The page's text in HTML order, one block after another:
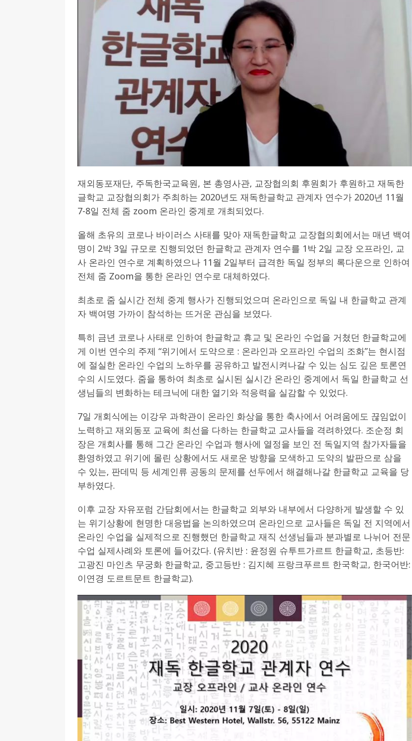
[ 2026-07-27 ] 튀빙겐대, ‘독일어권 한국학대회(VfK)’ 성료
한인소식
[ 2026-07-20 ] 7.23 접수마감] 제108회 한국어능력시험 (TOPIK)
[ 2026-07-20 ] “정체성은 연결의 자산”… 독일 한인 차세대 협회(FLCG), 뮌헨 공대(TUM)서 화려한 출범
인소식
[ 2026-07-20 ] 김담예 아동을 소개 합니다.
사랑의 손길
[ 2022-03-20 ] 사진의 주인을 찾습니다. 게시판 / 행사 / 알림
재외동포재단, 주독한국교육원, 본 총영사관, 교장협의회 후원회가 후원하고 재독한
글학교 교장협의회가 주최하는 2020년도 재독한글학교 관계자 연수가 2020년 11월
7-8일 전체 줌 zoom 온라인 중계로 개최되었다.
올해 초유의 코로나 바이러스 사태를 맞아 재독한글학교 교장협의회에서는 매년 백여
명이 2박 3일 규모로 진행되었던 한글학교 관계자 연수를 1박 2일 교장 오프라인, 교
사 온라인 연수로 계획하였으나 11월 2일부터 급격한 독일 정부의 록다운으로 인하여
전체 줌 Zoom을 통한 온라인 연수로 대체하였다.
최초로 줌 실시간 전체 중계 행사가 진행되었으며 온라인으로 독일 내 한글학교 관계
자 백여명 가까이 참석하는 뜨거운 관심을 보였다.
특히 금년 코로나 사태로 인하여 한글학교 휴교 및 온라인 수업을 거쳤던 한글학교에
게 이번 연수의 주제 “위기에서 도약으로 : 온라인과 오프라인 수업의 조화”는 현시점
에 절실한 온라인 수업의 노하우를 공유하고 발전시켜나갈 수 있는 심도 깊은 토론연
수의 시도였다. 줌을 통하여 최초로 실시된 실시간 온라인 중계에서 독일 한글학교 선
생님들의 변화하는 테크닉에 대한 열기와 적응력을 실감할 수 있었다.
7일 개회식에는 이강우 과학관이 온라인 화상을 통한 축사에서 어려움에도 끊임없이
노력하고 재외동포 교육에 최선을 다하는 한글학교 교사들을 격려하였다. 조순정 회
장은 개회사를 통해 그간 온라인 수업과 행사에 열정을 보인 전 독일지역 참가자들을
환영하였고 위기에 몰린 상황에서도 새로운 방향을 모색하고 도약의 발판으로 삼을
수 있는, 판데믹 등 세계인류 공동의 문제를 선두에서 해결해나갈 한글학교 교육을 당
부하였다.
이후 교장 자유포럼 간담회에서는 한글학교 외부와 내부에서 다양하게 발생할 수 있
는 위기상황에 현명한 대응법을 논의하였으며 온라인으로 교사들은 독일 전 지역에서
온라인 수업을 실제적으로 진행했던 한글학교 재직 선생님들과 분과별로 나뉘어 전문
수업 실제사례와 토론에 들어갔다. (유치반 : 윤정원 슈투트가르트 한글학교, 초등반:
고광진 마인츠 무궁화 한글학교, 중고등반 : 김지혜 프랑크푸르트 한국학교, 한국어반:
이연경 도르트문트 한글학교).